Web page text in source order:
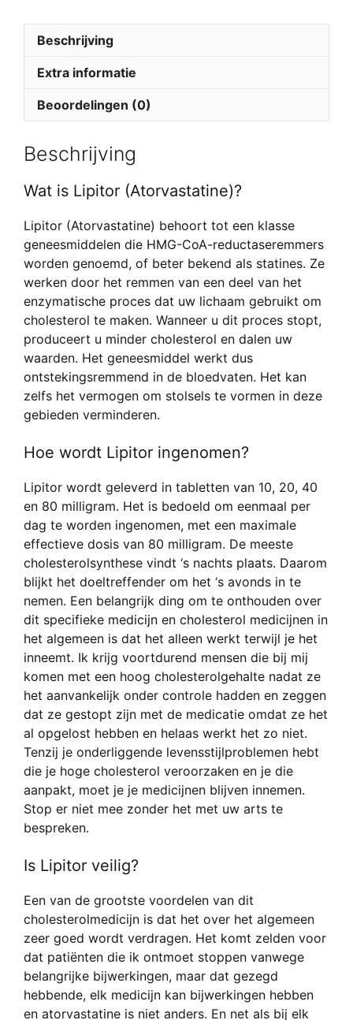
Beschrijving
Extra informatie
Beoordelingen (0)
Beschrijving
Wat is Lipitor (Atorvastatine)?
Lipitor (Atorvastatine) behoort tot een klasse
geneesmiddelen die HMG-CoA-reductaseremmers
worden genoemd, of beter bekend als statines. Ze
werken door het remmen van een deel van het
enzymatische proces dat uw lichaam gebruikt om
cholesterol te maken. Wanneer u dit proces stopt,
produceert u minder cholesterol en dalen uw
waarden. Het geneesmiddel werkt dus
ontstekingsremmend in de bloedvaten. Het kan
zelfs het vermogen om stolsels te vormen in deze
gebieden verminderen.
Hoe wordt Lipitor ingenomen?
Lipitor wordt geleverd in tabletten van 10, 20, 40
en 80 milligram. Het is bedoeld om eenmaal per
dag te worden ingenomen, met een maximale
effectieve dosis van 80 milligram. De meeste
cholesterolsynthese vindt ‘s nachts plaats. Daarom
blijkt het doeltreffender om het ‘s avonds in te
nemen. Een belangrijk ding om te onthouden over
dit specifieke medicijn en cholesterol medicijnen in
het algemeen is dat het alleen werkt terwijl je het
inneemt. Ik krijg voortdurend mensen die bij mij
komen met een hoog cholesterolgehalte nadat ze
het aanvankelijk onder controle hadden en zeggen
dat ze gestopt zijn met de medicatie omdat ze het
al opgelost hebben en helaas werkt het zo niet.
Tenzij je onderliggende levensstijlproblemen hebt
die je hoge cholesterol veroorzaken en je die
aanpakt, moet je je medicijnen blijven innemen.
Stop er niet mee zonder het met uw arts te
bespreken.
Is Lipitor veilig?
Een van de grootste voordelen van dit
cholesterolmedicijn is dat het over het algemeen
zeer goed wordt verdragen. Het komt zelden voor
dat patiënten die ik ontmoet stoppen vanwege
belangrijke bijwerkingen, maar dat gezegd
hebbende, elk medicijn kan bijwerkingen hebben
en atorvastatine is niet anders. En net als bij elk